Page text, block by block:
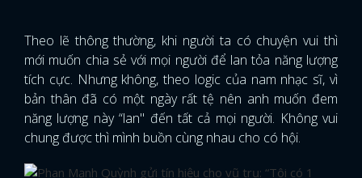
Theo lẽ thông thường, khi người ta có chuyện vui thì
mới muốn chia sẻ với mọi người để lan tỏa năng lượng
tích cực. Nhưng không, theo logic của nam nhạc sĩ, vì
bản thân đã có một ngày rất tệ nên anh muốn đem
năng lượng này “lan" đến tất cả mọi người. Không vui
chung được thì mình buồn cùng nhau cho có hội.